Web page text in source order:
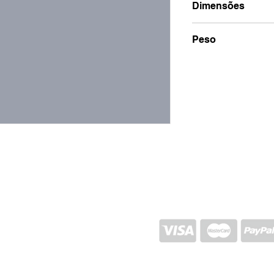
Dimensões
Peso